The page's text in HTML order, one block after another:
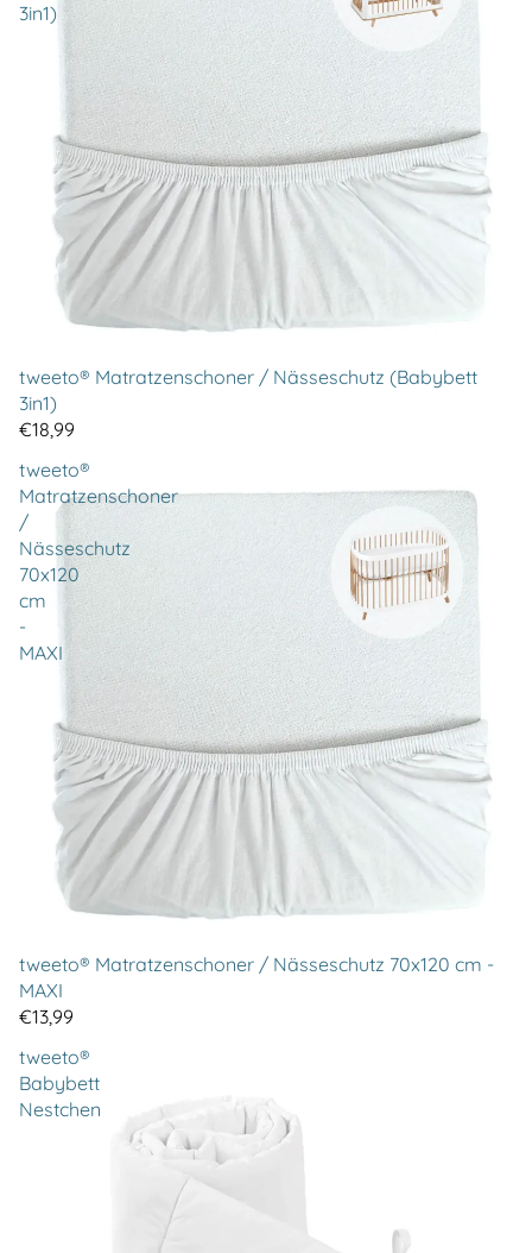
3in1)
tweeto® Matratzenschoner / Nässeschutz (Babybett
3in1)
€18,99
tweeto®
Matratzenschoner
/
Nässeschutz
70x120
cm
-
MAXI
tweeto® Matratzenschoner / Nässeschutz 70x120 cm -
MAXI
€13,99
tweeto®
Babybett
Nestchen